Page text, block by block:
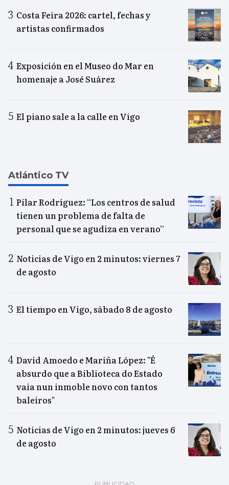
Costa Feira 2026: cartel, fechas y
artistas confirmados
Exposición en el Museo do Mar en
homenaje a José Suárez
El piano sale a la calle en Vigo
Atlántico TV
Pilar Rodríguez: “Los centros de salud
tienen un problema de falta de
personal que se agudiza en verano”
Noticias de Vigo en 2 minutos: viernes 7
de agosto
El tiempo en Vigo, sábado 8 de agosto
David Amoedo e Mariña López: "É
absurdo que a Biblioteca do Estado
vaia nun inmoble novo con tantos
baleiros"
Noticias de Vigo en 2 minutos: jueves 6
de agosto